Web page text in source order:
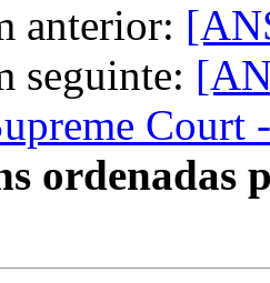
anterior:
seguinte:
Court
ordenadas